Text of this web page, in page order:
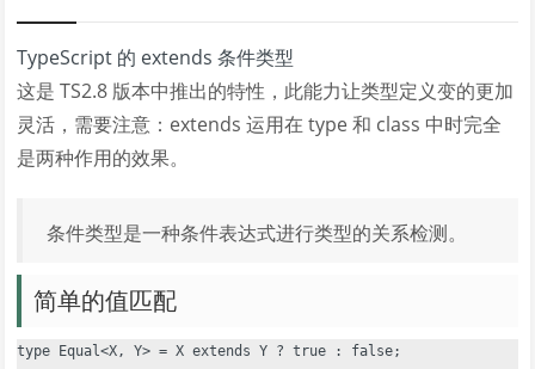
TypeScript 的 extends 条件类型
这是 TS2.8 版本中推出的特性，此能力让类型定义变的更加
灵活，需要注意：extends 运用在 type 和 class 中时完全
是两种作用的效果。
条件类型是一种条件表达式进行类型的关系检测。
简单的值匹配
type Equal<X, Y> = X extends Y ? true : false;